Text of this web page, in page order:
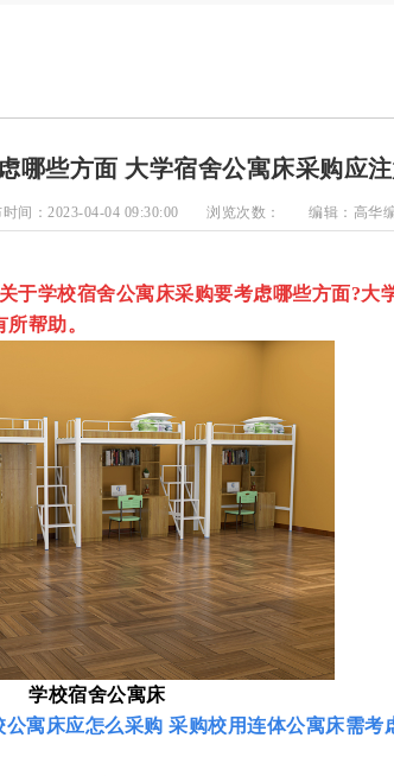
哪些方面 大学宿舍公寓床采购应
间：2023-04-04 09:30:00 浏览次数： 编辑：高华
于学校宿舍公寓床采购要考虑哪些方面?大
帮助。
学校宿舍公寓床
公寓床应怎么采购 采购校用连体公寓床需考